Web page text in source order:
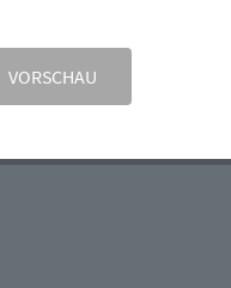
VORSCHAU